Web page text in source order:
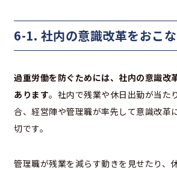
6-1. 社内の意識改革をおこ
過重労働を防ぐためには、社内の意識改
あります。社内で残業や休日出勤が当た
合、経営陣や管理職が率先して意識改革
切です。
管理職が残業を減らす動きを見せたり、